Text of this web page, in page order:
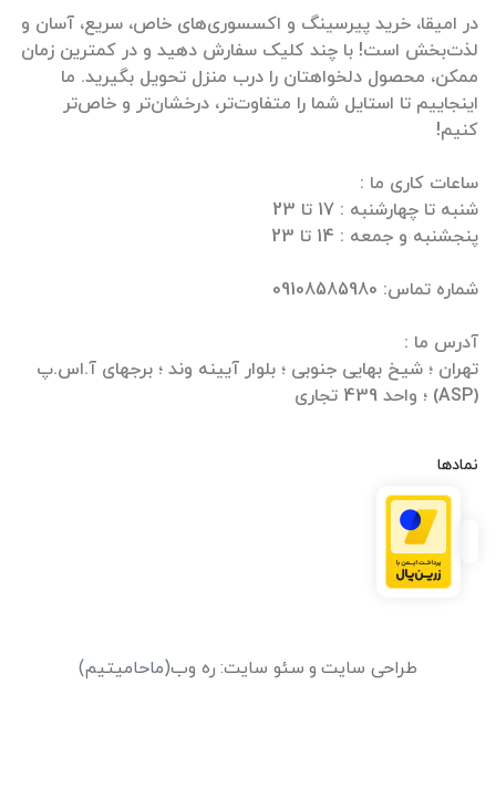
در امیقا، خرید پیرسینگ و اکسسوری‌های خاص، سریع، آسان و
لذت‌بخش است! با چند کلیک سفارش دهید و در کمترین زمان
ممکن، محصول دلخواهتان را درب منزل تحویل بگیرید. ما
اینجاییم تا استایل شما را متفاوت‌تر، درخشان‌تر و خاص‌تر
تهران ؛ شیخ بهایی جنوبی ؛ بلوار آیینه وند ؛ برجهای آ.اس.پ
(ASP) ؛ واحد 439 تجاری
نمادها
طراحی سایت و سئو سایت: ره وب(ماحامیتیم)